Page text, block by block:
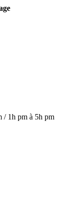
/ 1h pm à 5h pm